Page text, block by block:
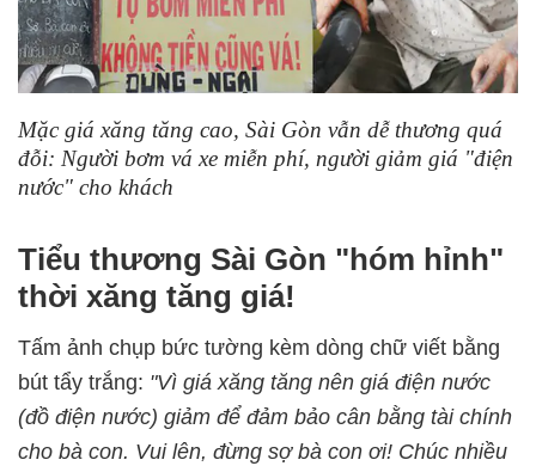
Mặc giá xăng tăng cao, Sài Gòn vẫn dễ thương quá
đỗi: Người bơm vá xe miễn phí, người giảm giá "điện
nước" cho khách
Tiểu thương Sài Gòn "hóm hỉnh"
thời xăng tăng giá!
Tấm ảnh chụp bức tường kèm dòng chữ viết bằng
bút tẩy trắng: "Vì giá xăng tăng nên giá điện nước
(đồ điện nước) giảm để đảm bảo cân bằng tài chính
cho bà con. Vui lên, đừng sợ bà con ơi! Chúc nhiều